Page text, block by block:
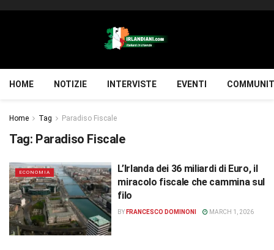
HOME NOTIZIE INTERVISTE EVENTI
Home Tag Paradiso Fiscale
Tag: Paradiso Fiscale
ECONOMIA
L’Irlanda dei 36 miliardi di Euro, il
miracolo fiscale che cammina sul
filo
BY FRANCESCO DOMINONI MARCH 1, 2026